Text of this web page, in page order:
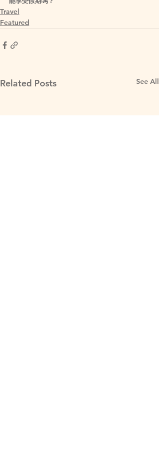
Travel
Featured
Related Posts See All